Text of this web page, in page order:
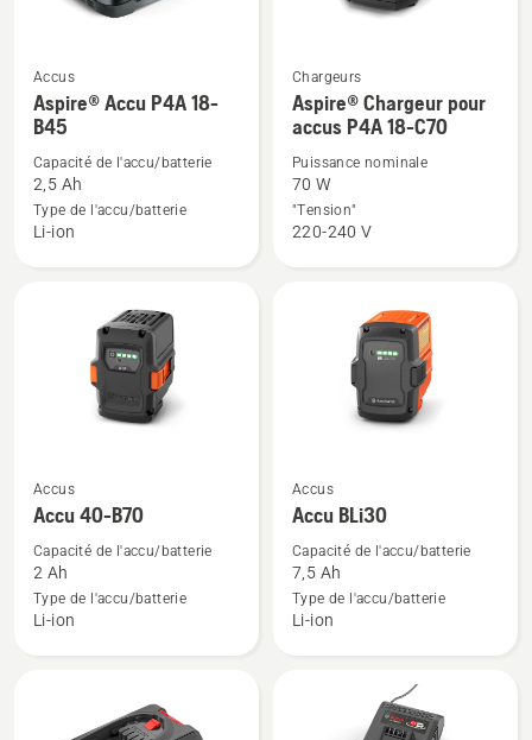
Voir
plus
de
détails
sur
Aspire®
Accus
Aspire® Accu P4A 18-
B45
Capacité de l'accu/batterie
2,5 Ah
Type de l'accu/batterie
Li-ion
Voir
plus
de
détails
sur
Aspire®
Chargeurs
Aspire® Chargeur pour
accus P4A 18-C70
Puissance nominale
70 W
"Tension"
220-240 V
Voir
plus
détails
sur
Accu
Accus
Accu 40-B70
Capacité de l'accu/batterie
2 Ah
Type de l'accu/batterie
Li-ion
Voir
plus
détails
sur
Accu
Accus
Accu BLi30
Capacité de l'accu/batterie
7,5 Ah
Type de l'accu/batterie
Li-ion